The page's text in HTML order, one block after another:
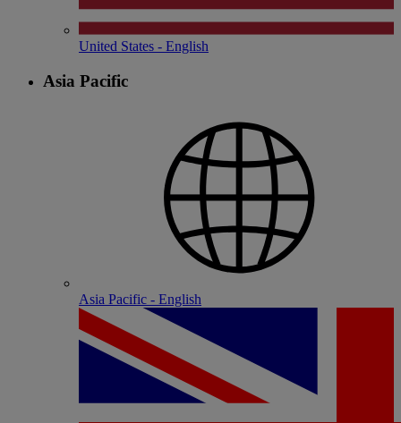
United States - English
Asia Pacific
Asia Pacific - English